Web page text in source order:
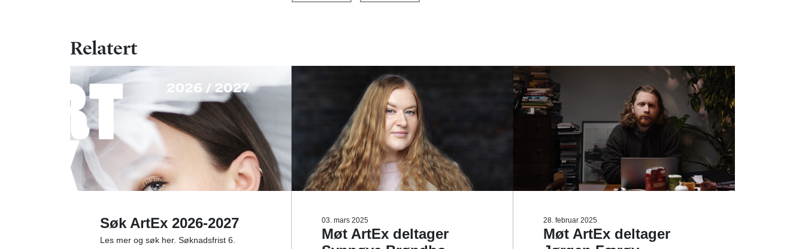
Relatert
Søk ArtEx 2026-2027
Les mer og søk her. Søknadsfrist 6.
03. mars 2025
Møt ArtEx deltager
28. februar 2025
Møt ArtEx deltager